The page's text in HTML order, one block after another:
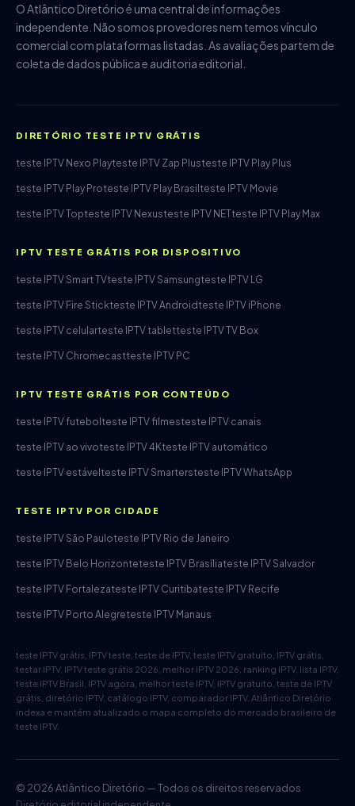
O Atlântico Diretório é uma central de informações
independente. Não somos provedores nem temos vínculo
comercial com plataformas listadas. As avaliações partem de
coleta de dados pública e auditoria editorial.
DIRETÓRIO TESTE IPTV GRÁTIS
teste IPTV Nexo Playteste IPTV Zap Plusteste IPTV Play Plus
teste IPTV Play Proteste IPTV Play Brasil teste IPTV Movie
teste IPTV Topteste IPTV Nexusteste IPTV NETteste IPTV Play Max
IPTV TESTE GRÁTIS POR DISPOSITIVO
teste IPTV Smart TVteste IPTV Samsungteste IPTV LG
teste IPTV Fire Stickteste IPTV Android teste IPTV iPhone
teste IPTV celularteste IPTV tabletteste IPTV TV Box
teste IPTV Chromecastteste IPTV PC
IPTV TESTE GRÁTIS POR CONTEÚDO
teste IPTV futebol teste IPTV filmesteste IPTV canais
teste IPTV ao vivoteste IPTV 4Kteste IPTV automático
teste IPTV estável teste IPTV Smartersteste IPTV WhatsApp
TESTE IPTV POR CIDADE
teste IPTV São Pauloteste IPTV Rio de Janeiro
teste IPTV Belo Horizonteteste IPTV Brasíliateste IPTV Salvador
teste IPTV Fortalezateste IPTV Curitibateste IPTV Recife
teste IPTV Porto Alegreteste IPTV Manaus
teste IPTV grátis, IPTV teste, teste de IPTV, teste IPTV gratuito, IPTV grátis,
testar IPTV, IPTV teste grátis 2026, melhor IPTV 2026, ranking IPTV, lista IPTV,
teste IPTV Brasil, IPTV agora, melhor teste IPTV, IPTV gratuito, teste de IPTV
grátis, diretório IPTV, catálogo IPTV, comparador IPTV. Atlântico Diretório
indexa e mantém atualizado o mapa completo do mercado brasileiro de
teste IPTV.
© 2026 Atlântico Diretório — Todos os direitos reservados